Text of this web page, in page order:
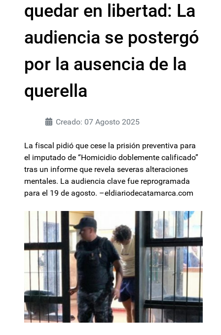
quedar en libertad: La
audiencia se postergó
por la ausencia de la
querella
Creado: 07 Agosto 2025
La fiscal pidió que cese la prisión preventiva para
el imputado de “Homicidio doblemente calificado”
tras un informe que revela severas alteraciones
mentales. La audiencia clave fue reprogramada
para el 19 de agosto. –eldiariodecatamarca.com